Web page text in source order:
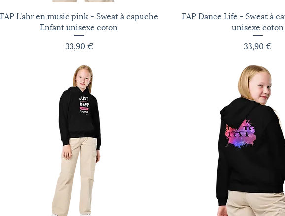
Aperçu rapide
FAP L'ahr en music pink - Sweat à capuche
Enfant unisexe coton
Prix
33,90 €
Aperçu rapide
FAP Dance Life - Sweat à
unisexe coton
Prix
33,90 €